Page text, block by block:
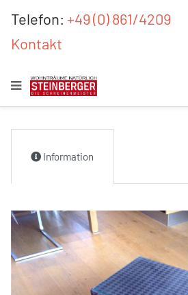
Telefon: +49 (0) 861/4209
Kontakt
Information